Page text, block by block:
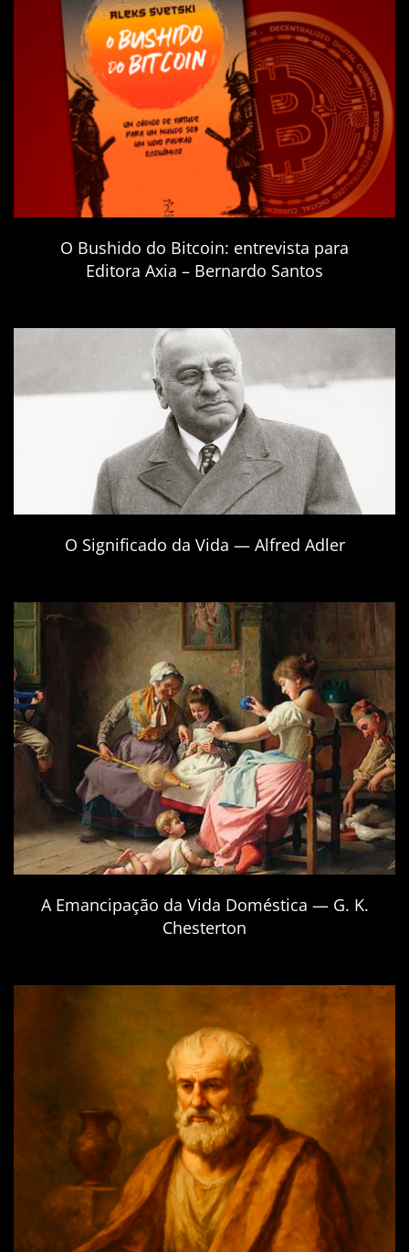
O Bushido do Bitcoin: entrevista para
Editora Axia – Bernardo Santos
O Significado da Vida — Alfred Adler
A Emancipação da Vida Doméstica — G. K.
Chesterton